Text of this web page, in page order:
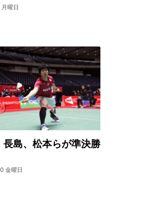
曜日
長島、松本らが準決勝
金曜日